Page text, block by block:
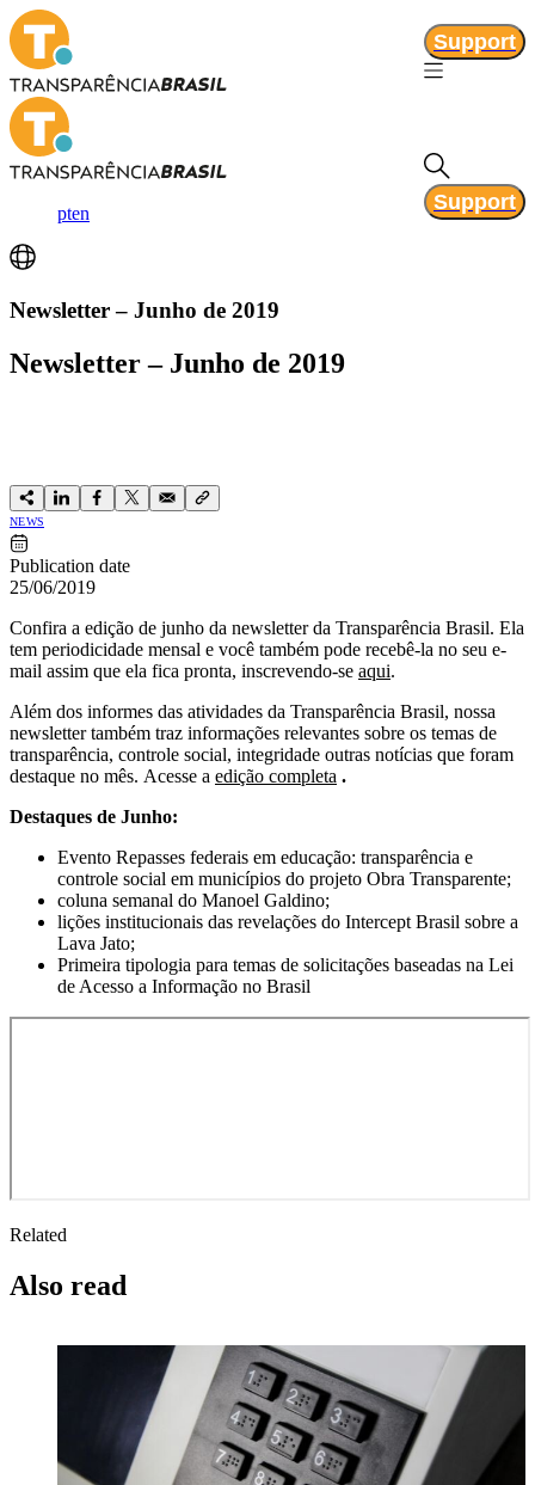
Support
pten Support
Newsletter – Junho de 2019
Newsletter – Junho de 2019
NEWS
Publication date
25/06/2019
Confira a edição de junho da newsletter da Transparência Brasil. Ela
tem periodicidade mensal e você também pode recebê-la no seu e-
mail assim que ela fica pronta, inscrevendo-se aqui.
Além dos informes das atividades da Transparência Brasil, nossa
newsletter também traz informações relevantes sobre os temas de
transparência, controle social, integridade outras notícias que foram
destaque no mês. Acesse a edição completa .
Destaques de Junho:
Evento Repasses federais em educação: transparência e
controle social em municípios do projeto Obra Transparente;
coluna semanal do Manoel Galdino;
lições institucionais das revelações do Intercept Brasil sobre a
Lava Jato;
Primeira tipologia para temas de solicitações baseadas na Lei
de Acesso a Informação no Brasil
Related
Also read